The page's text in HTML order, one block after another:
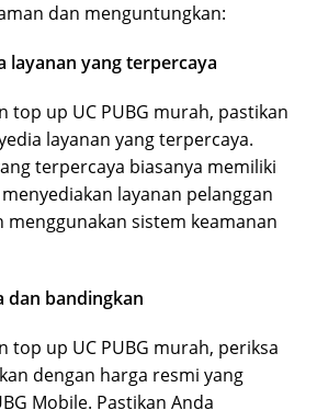
dan menguntungkan:
layanan yang terpercaya
top up UC PUBG murah, pastikan
layanan yang terpercaya.
terpercaya biasanya memiliki
layanan pelanggan
menggunakan sistem keamanan
dan bandingkan
top up UC PUBG murah, periksa
dengan harga resmi yang
Mobile. Pastikan Anda